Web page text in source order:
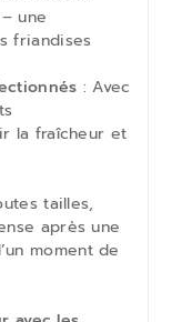
une
friandises
: Avec
la fraîcheur et
tailles,
après une
moment de